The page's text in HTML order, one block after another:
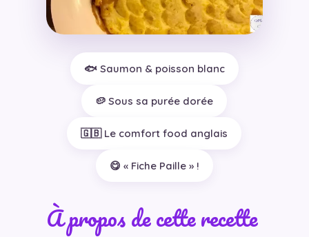
🐟 Saumon & poisson blanc
🥔 Sous sa purée dorée
🇬🇧 Le comfort food anglais
😋 « Fiche Paille » !
À propos de cette recette